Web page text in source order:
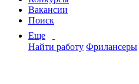
Вакансии
Поиск
Еще
Найти работу Фрилансеры